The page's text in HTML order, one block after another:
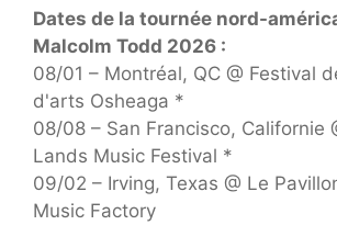
Dates de la tournée nord-
Malcolm Todd 2026 :
08/01 – Montréal, QC @ Festival
d'arts Osheaga *
08/08 – San Francisco, Californie
Lands Music Festival *
09/02 – Irving, Texas @ Le
Music Factory